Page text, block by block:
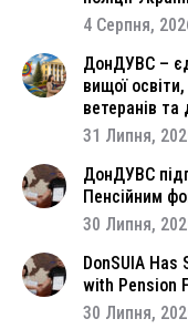
4 Серпня,
ДонДУВС –
вищої
ветеранів та
31 Липня,
ДонДУВС
Пенсійним
30 Липня,
DonSUIA
with Pension
30 Липня,